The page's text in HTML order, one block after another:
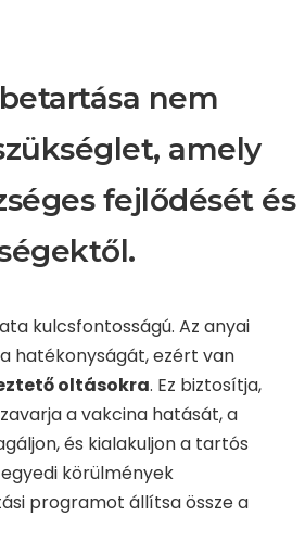
nem
amely
fejlődését és
kulcsfontosságú. Az anyai
hatékonyságát, ezért van
oltásokra. Ez biztosítja,
a vakcina hatását, a
és kialakuljon a tartós
körülmények
programot állítsa össze a